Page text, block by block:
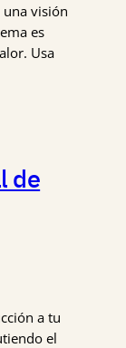
visión
es
Usa
de
a tu
el